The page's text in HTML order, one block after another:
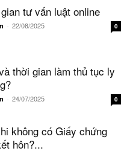
tư vấn luật online
- 22/08/2025 0
thời gian làm thủ tục ly
- 24/07/2025 0
không có Giấy chứng
hôn?...